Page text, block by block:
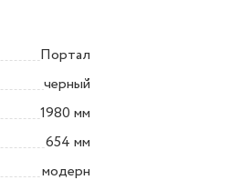
Портал
черный
1980 мм
654 мм
модерн